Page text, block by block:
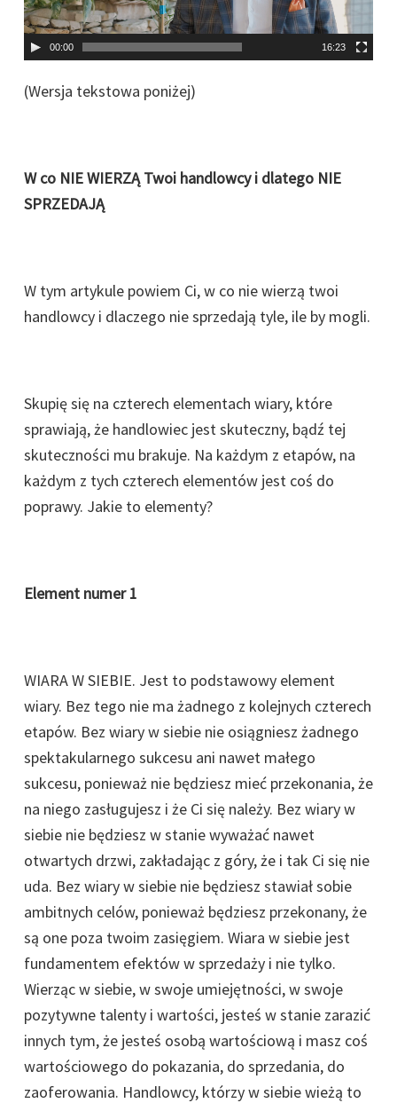
r
z
a
c
i
d
00:00 16:23
(Wersja tekstowa poniżej)
W co NIE WIERZĄ Twoi handlowcy i dlatego NIE
SPRZEDAJĄ
W tym artykule powiem Ci, w co nie wierzą twoi
handlowcy i dlaczego nie sprzedają tyle, ile by mogli.
Skupię się na czterech elementach wiary, które
sprawiają, że handlowiec jest skuteczny, bądź tej
skuteczności mu brakuje. Na każdym z etapów, na
każdym z tych czterech elementów jest coś do
poprawy. Jakie to elementy?
Element numer 1
WIARA W SIEBIE. Jest to podstawowy element
wiary. Bez tego nie ma żadnego z kolejnych czterech
etapów. Bez wiary w siebie nie osiągniesz żadnego
spektakularnego sukcesu ani nawet małego
sukcesu, ponieważ nie będziesz mieć przekonania, że
na niego zasługujesz i że Ci się należy. Bez wiary w
siebie nie będziesz w stanie wyważać nawet
otwartych drzwi, zakładając z góry, że i tak Ci się nie
uda. Bez wiary w siebie nie będziesz stawiał sobie
ambitnych celów, ponieważ będziesz przekonany, że
są one poza twoim zasięgiem. Wiara w siebie jest
fundamentem efektów w sprzedaży i nie tylko.
Wierząc w siebie, w swoje umiejętności, w swoje
pozytywne talenty i wartości, jesteś w stanie zarazić
innych tym, że jesteś osobą wartościową i masz coś
wartościowego do pokazania, do sprzedania, do
zaoferowania. Handlowcy, którzy w siebie wieżą to